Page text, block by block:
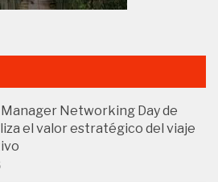
Manager Networking Day de
el valor estratégico del viaje